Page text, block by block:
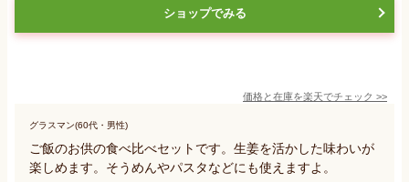
ショップでみる
価格と在庫を楽天でチェック >>
グラスマン(60代・男性)
ご飯のお供の食べ比べセットです。生姜を活かした味わいが
楽しめます。そうめんやパスタなどにも使えますよ。